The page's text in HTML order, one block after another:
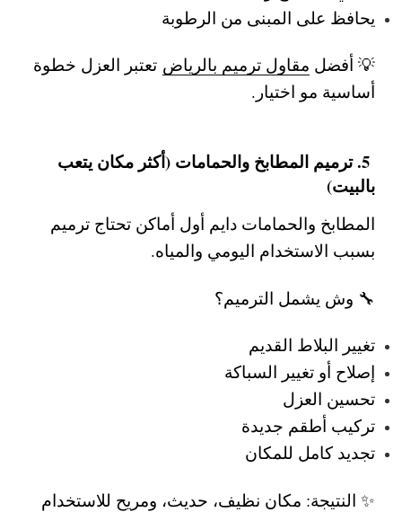
يحافظ على المبنى من الرطوبة
💡 أفضل مقاول ترميم بالرياض تعتبر العزل خطوة
أساسية مو اختيار.
5. ترميم المطابخ والحمامات (أكثر مكان يتعب
بالبيت)
المطابخ والحمامات دايم أول أماكن تحتاج ترميم
بسبب الاستخدام اليومي والمياه.
🔧 وش يشمل الترميم؟
تغيير البلاط القديم
إصلاح أو تغيير السباكة
تحسين العزل
تركيب أطقم جديدة
تجديد كامل للمكان
✨ النتيجة: مكان نظيف، حديث، ومريح للاستخدام